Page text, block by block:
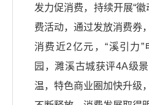
发力促消费，持续开展“
费活动，通过发放消费券
消费近2亿元，“溪引力
园，濉溪古城获评4A级
温，特色商业圈加快升级